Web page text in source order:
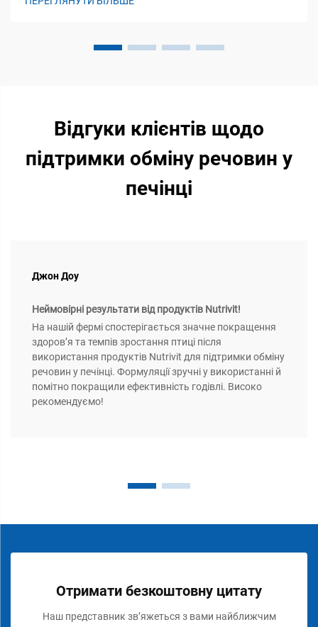
Відгуки клієнтів щодо
підтримки обміну речовин у
печінці
Джон Доу
Неймовірні результати від продуктів Nutrivit!
На нашій фермі спостерігається значне покращення
здоров’я та темпів зростання птиці після
використання продуктів Nutrivit для підтримки обміну
речовин у печінці. Формуляції зручні у використанні й
помітно покращили ефективність годівлі. Високо
рекомендуємо!
Отримати безкоштовну цитату
Наш представник зв’яжеться з вами найближчим